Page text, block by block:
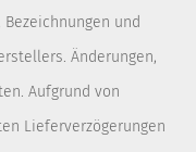
und
Änderungen,
Aufgrund von
Lieferverzögerungen